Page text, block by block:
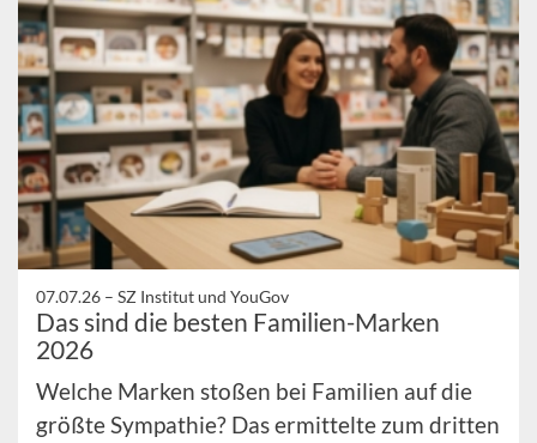
07.07.26 – SZ Institut und YouGov
Das sind die besten Familien-Marken
2026
Welche Marken stoßen bei Familien auf die
größte Sympathie? Das ermittelte zum dritten